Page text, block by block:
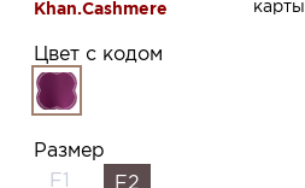
Khan.Cashmere
карты
Цвет с кодом
Размер
F1
F2